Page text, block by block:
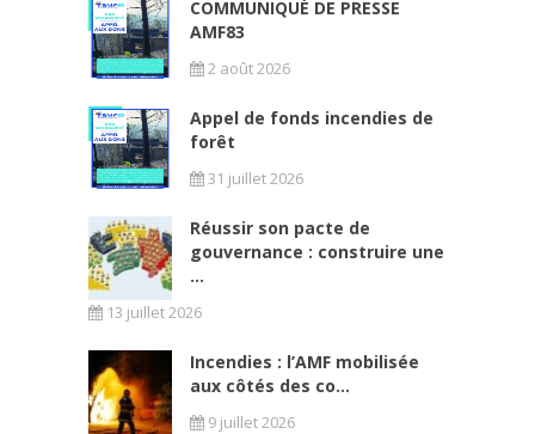
COMMUNIQUÉ DE PRESSE
AMF83
2 août 2026
Appel de fonds incendies de
forêt
31 juillet 2026
Réussir son pacte de
gouvernance : construire une
...
13 juillet 2026
Incendies : l’AMF mobilisée
aux côtés des co...
9 juillet 2026